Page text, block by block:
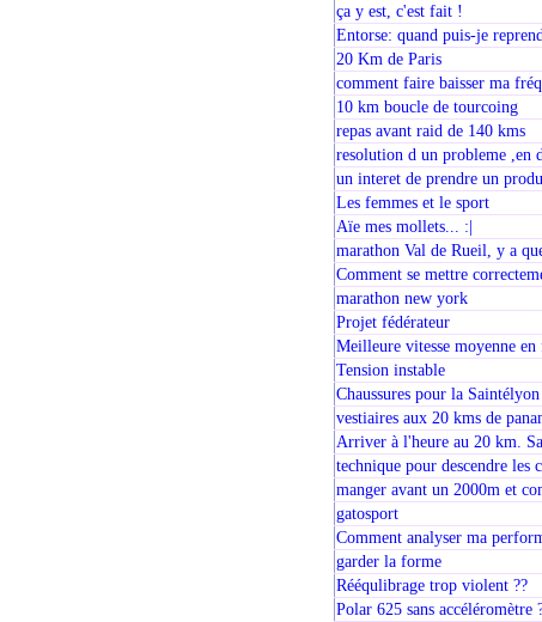
ça y est, c'est fait !
Entorse: quand puis-je
20 Km de Paris
comment faire baisser ma
10 km boucle de tourcoing
repas avant raid de 140 kms
resolution d un probleme ,en
un interet de prendre un
Les femmes et le sport
Aïe mes mollets... :|
marathon Val de Rueil, y a
Comment se mettre
marathon new york
Projet fédérateur
Meilleure vitesse moyenne
Tension instable
Chaussures pour la Saintélyon
vestiaires aux 20 kms de
Arriver à l'heure au 20 km.
technique pour descendre les
manger avant un 2000m et
gatosport
Comment analyser ma
garder la forme
Rééqulibrage trop violent ??
Polar 625 sans accéléromètre